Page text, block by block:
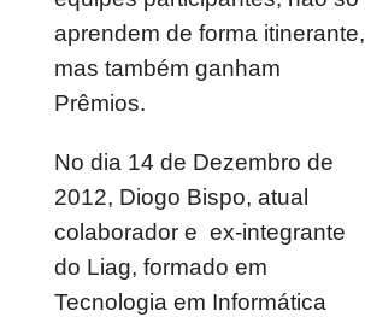
aprendem de forma itinerante,
mas também ganham
Prêmios.
No dia 14 de Dezembro de
2012, Diogo Bispo, atual
colaborador e ex-integrante
do Liag, formado em
Tecnologia em Informática